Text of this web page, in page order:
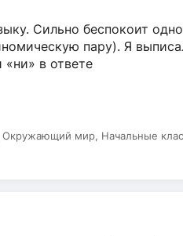
Сильно беспокоит
пару). Я
в ответе
Окружающий мир, Начальные